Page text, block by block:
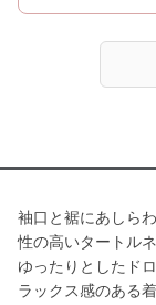
袖口と裾にあしら
性の高いタートル
ゆったりとしたド
ラックス感のある